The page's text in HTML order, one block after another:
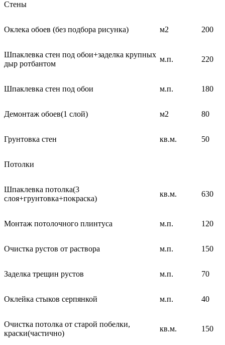
Стены
Оклека обоев (без подбора рисунка) м2 200
Шпаклевка стен под обои+заделка крупных
дыр ротбантом
м.п. 220
Шпаклевка стен под обои м.п. 180
Демонтаж обоев(1 слой) м2 80
Грунтовка стен кв.м. 50
Потолки
Шпаклевка потолка(3
слоя+грунтовка+покраска)
кв.м. 630
Монтаж потолочного плинтуса м.п. 120
Очистка рустов от раствора м.п. 150
Заделка трещин рустов м.п. 70
Оклейка стыков серпянкой м.п. 40
Очистка потолка от старой побелки,
краски(частично)
кв.м. 150